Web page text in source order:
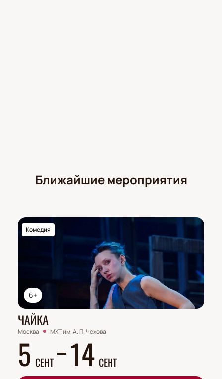
Ближайшие мероприятия
6+
Комедия
ЧАЙКА
Москва МХТ им. А. П. Чехова
5 СЕНТ 14 СЕНТ